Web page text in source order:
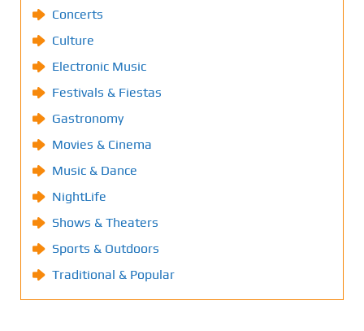
Concerts
Culture
Electronic Music
Festivals & Fiestas
Gastronomy
Movies & Cinema
Music & Dance
NightLife
Shows & Theaters
Sports & Outdoors
Traditional & Popular